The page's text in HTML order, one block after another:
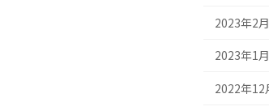
2023年2月
2023年1月
2022年12